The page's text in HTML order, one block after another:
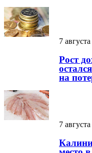
7 августа
Рост
на
7 августа